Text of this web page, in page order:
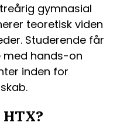
gymnasial
teoretisk viden
Studerende får
med hands-on
inden for